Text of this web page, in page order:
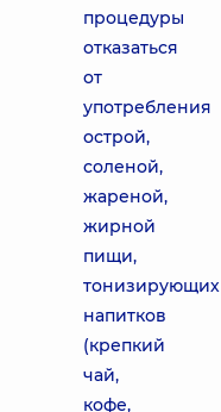
процедуры
отказаться
от
употребления
острой,
соленой,
жареной,
жирной
пищи,
тонизирующих
напитков
(крепкий
чай,
кофе,